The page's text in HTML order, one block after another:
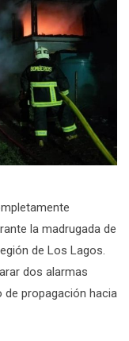
la madrugada de
de Los Lagos.
dos alarmas
de propagación hacia